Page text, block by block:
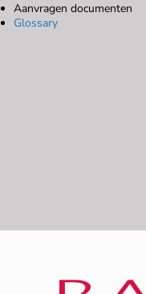
Aanvragen documenten
Glossary